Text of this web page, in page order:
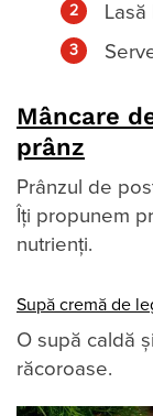
Mâncare
prânz
Prânzul de
Îți propunem
nutrienți.
Supă cremă de
O supă caldă
răcoroase.